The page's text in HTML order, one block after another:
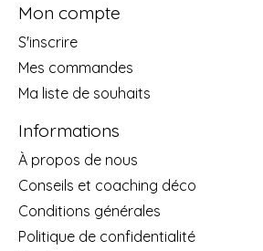
Mon compte
S'inscrire
Mes commandes
Ma liste de souhaits
Informations
À propos de nous
Conseils et coaching déco
Conditions générales
Politique de confidentialité